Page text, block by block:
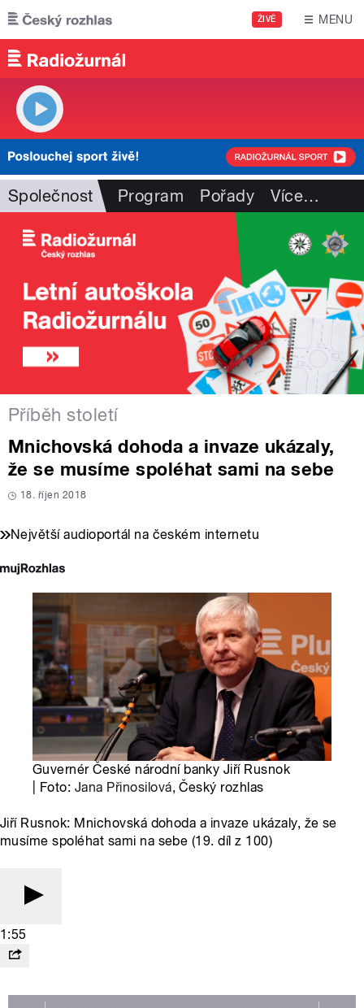
Přejít k hlavnímu obsahu
ŽIVĚ MENU
Společnost Program Pořady Více…
Příběh století
Mnichovská dohoda a invaze ukázaly,
že se musíme spoléhat sami na sebe
18. říjen 2018
Největší audioportál na českém internetu
Guvernér České národní banky Jiří Rusnok
| Foto: Jana Přinosilová, Český rozhlas
Jiří Rusnok: Mnichovská dohoda a invaze ukázaly, že se
musíme spoléhat sami na sebe (19. díl z 100)
1:55